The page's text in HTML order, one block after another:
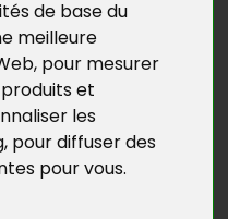
de base du
meilleure
, pour mesurer
et
les
, pour diffuser des
pour vous.